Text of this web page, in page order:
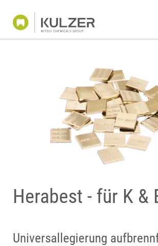
Herabest - für K &
Universallegierung